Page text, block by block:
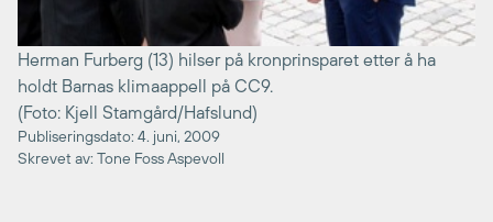
Herman Furberg (13) hilser på kronprinsparet etter å ha
holdt Barnas klimaappell på CC9.
(Foto: Kjell Stamgård/Hafslund)
Publiseringsdato: 4. juni, 2009
Skrevet av: Tone Foss Aspevoll